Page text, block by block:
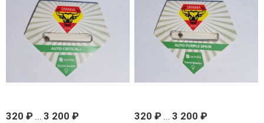
320 ₽ ... 3 200 ₽ 320₽ ... 3 200₽